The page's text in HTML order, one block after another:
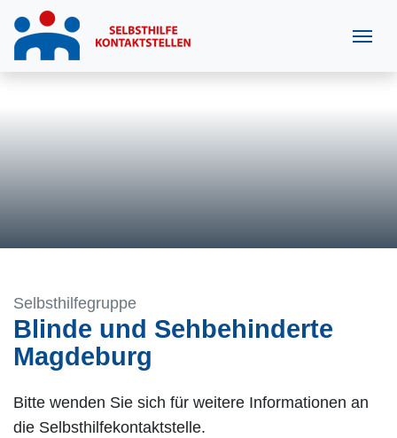
Selbsthilfegruppe
Blinde und Sehbehinderte
Magdeburg
Bitte wenden Sie sich für weitere Informationen an
die Selbsthilfekontaktstelle.